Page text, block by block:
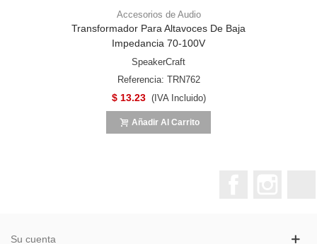
Accesorios de Audio
Transformador Para Altavoces De Baja
Impedancia 70-100V
SpeakerCraft
Referencia: TRN762
$ 13.23 (IVA Incluido)
Añadir Al Carrito
Su cuenta